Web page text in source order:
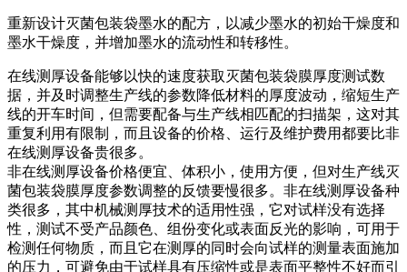
重新设计灭菌包装袋墨水的配方，以减少墨水的初始干燥度和
墨水干燥度，并增加墨水的流动性和转移性。
在线测厚设备能够以快的速度获取灭菌包装袋膜厚度测试数
据，并及时调整生产线的参数降低材料的厚度波动，缩短生产
线的开车时间，但需要配备与生产线相匹配的扫描架，这对其
重复利用有限制，而且设备的价格、运行及维护费用都要比非
在线测厚设备贵很多。
非在线测厚设备价格便宜、体积小，使用方便，但对生产线灭
菌包装袋膜厚度参数调整的反馈要慢很多。非在线测厚设备种
类很多，其中机械测厚技术的适用性强，它对试样没有选择
性，测试不受产品颜色、组份变化或表面反光的影响，可用于
检测任何物质，而且它在测厚的同时会向试样的测量表面施加
的压力，可避免由于试样具有压缩性或是表面平整性不好而引